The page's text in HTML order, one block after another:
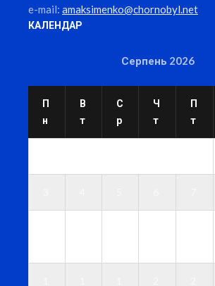
e-mail: amaksimenko@chornobyl.net
КАЛЕНДАР
Серпень 2026
П
н
В
т
С
р
Ч
т
П
т